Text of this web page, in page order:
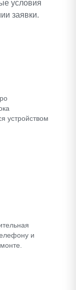
условия
заявки.
устройством
и